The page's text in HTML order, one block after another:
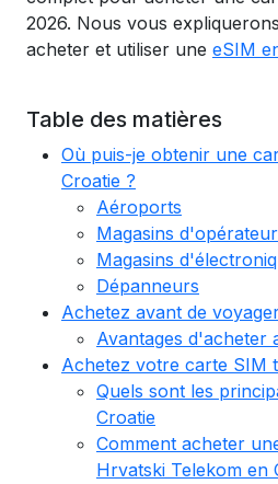
2026. Nous vous
acheter et utiliser une eSIM
Table des matières
Où puis-je obtenir une
Croatie ?
Aéroports
Magasins
Magasins
Dépanneurs
Achetez avant de
Avantages d'acheter
Achetez votre carte SIM
Quels sont les
Croatie
Comment acheter
Hrvatski Telekom en